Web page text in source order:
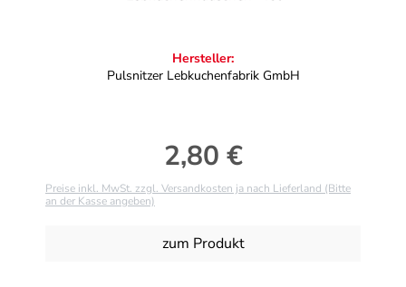
Hersteller:
Pulsnitzer Lebkuchenfabrik GmbH
Regulärer Preis:
2,80 €
Preise inkl. MwSt. zzgl. Versandkosten ja nach Lieferland (Bitte
an der Kasse angeben)
zum Produkt